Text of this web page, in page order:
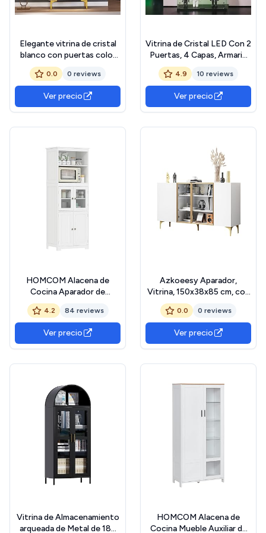
Elegante vitrina de cristal
blanco con puertas color
teal, patas doradas,
estantes móviles, luz LED,
armario alto (blanco +
dorado)
0.0 0 reviews
Ver precio
Vitrina de Cristal LED Con 2
Puertas, 4 Capas, Armario
Con Cerradura Para
Colección, Mueble Salón
Bar (Negro, 4 Pisos+Luces)
4.9 10 reviews
Ver precio
HOMCOM Alacena de
Cocina Aparador de
Comedor Armario de
Cocina con 4 Puertas 2
Estantes Abiertos y
Estante Ajustable para
Salón 60x30x162 cm
4.2 84 reviews
Ver precio
Azkoeesy Aparador,
Vitrina, 150x38x85 cm, con
Puertas de Cristal y
Estantes Regulables,
Blanco con Decoración
Dorada, para Comedor,
Salón, Cocina
0.0 0 reviews
Ver precio
Vitrina de Almacenamiento
arqueada de Metal de 185
HOMCOM Alacena de
Cocina Mueble Auxiliar de